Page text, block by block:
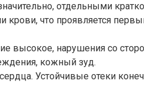
отдельными
что проявляется
нарушения со
кожный зуд.
Устойчивые отеки